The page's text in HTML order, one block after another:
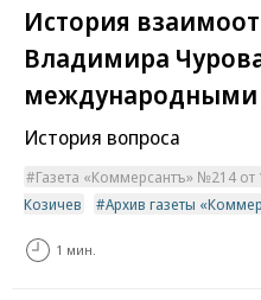
История
Владимира
История вопроса
Газета «Коммерсантъ» №214 от
Козичев
Архив газеты
1 мин.